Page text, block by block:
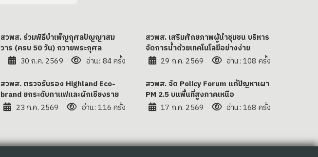
สวพส. ร่วมพิธีบำเพ็ญกุศลปัญญาสม
วาร (ครบ 50 วัน) ถวายพระกุศล
30 ก.ค. 2569
อ่าน: 84 ครั้ง
สวพส. เสริมศักยภาพผู้นำชุมชน บริหาร
จัดการน้ำด้วยเทคโนโลยีอย่างง่าย
29 ก.ค. 2569
อ่าน: 108 ครั้ง
สวพส. ตรวจรับรอง Highland Eco-
brand ยกระดับกาแฟและผักเชียงราย
23 ก.ค. 2569
อ่าน: 116 ครั้ง
สวพส. จัด Policy Forum แก้ปัญหาเผา
PM 2.5 บนพื้นที่สูงภาคเหนือ
17 ก.ค. 2569
อ่าน: 168 ครั้ง